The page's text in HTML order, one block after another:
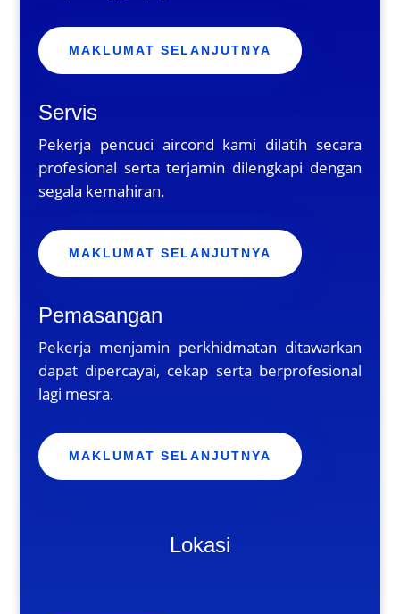
MAKLUMAT SELANJUTNYA
Servis
Pekerja pencuci aircond kami dilatih secara
profesional serta terjamin dilengkapi dengan
segala kemahiran.
MAKLUMAT SELANJUTNYA
Pemasangan
Pekerja menjamin perkhidmatan ditawarkan
dapat dipercayai, cekap serta berprofesional
lagi mesra.
MAKLUMAT SELANJUTNYA
Lokasi